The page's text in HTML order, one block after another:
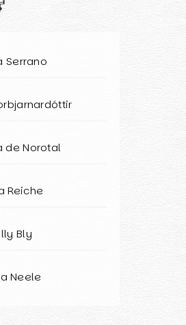
Serrano
de Norotal
Reiche
Bly
Neele